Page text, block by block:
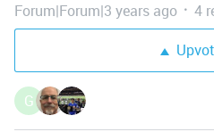
Forum|Forum|3 years ago
4
G